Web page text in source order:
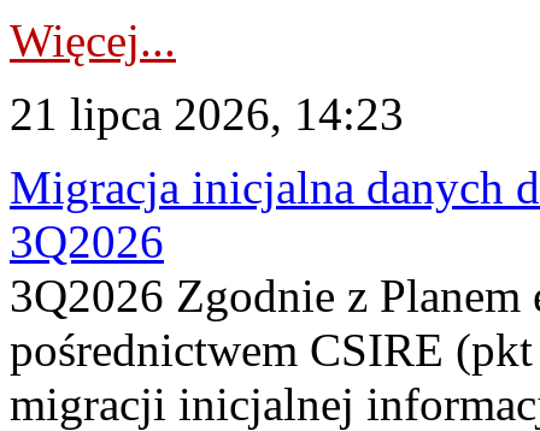
Więcej...
21 lipca 2026, 14:23
Migracja inicjalna danych
3Q2026
3Q2026 Zgodnie z
pośrednictwem CSIRE
migracji inicjalnej